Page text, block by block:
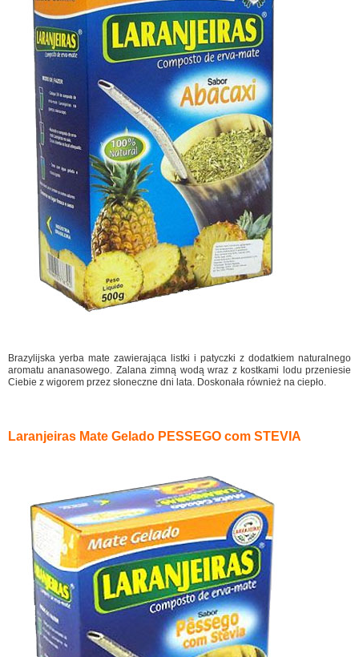
Brazylijska yerba mate zawierająca listki i patyczki z dodatkiem naturalnego
aromatu ananasowego. Zalana zimną wodą wraz z kostkami lodu przeniesie
Ciebie z wigorem przez słoneczne dni lata. Doskonała również na ciepło.
Laranjeiras Mate Gelado PESSEGO com STEVIA